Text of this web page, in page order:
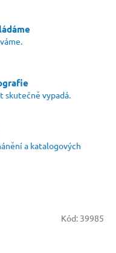
skutečně vypadá.
a katalogových
Kód: 39985